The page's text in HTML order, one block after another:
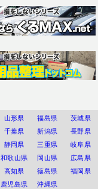
山形県 福島県
茨城県
千葉県 新潟県
長野県
静岡県 三重県
岐阜県
和歌山県 岡山県
広島県
高知県 徳島県
福岡県
鹿児島県 沖縄県